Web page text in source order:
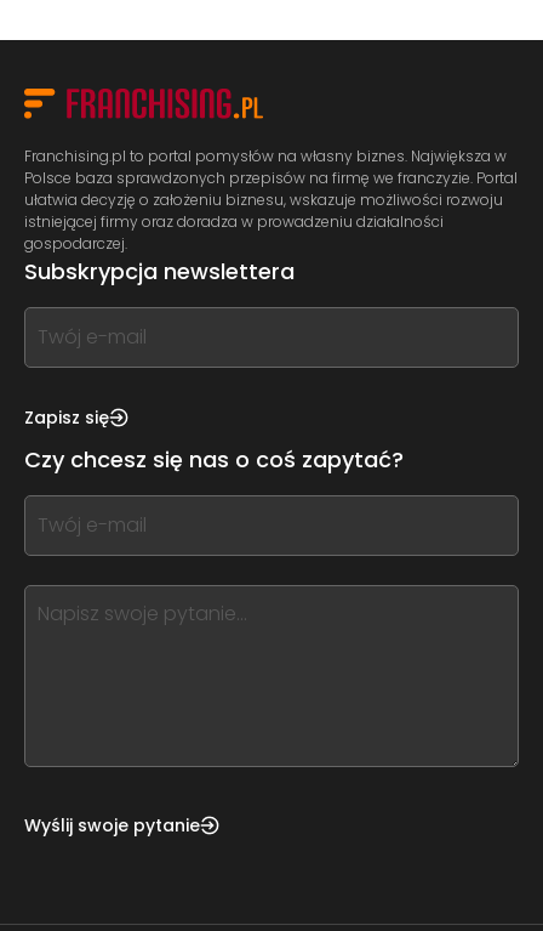
Franchising.pl to portal pomysłów na własny biznes. Największa w
Polsce baza sprawdzonych przepisów na firmę we franczyzie. Portal
ułatwia decyzję o założeniu biznesu, wskazuje możliwości rozwoju
istniejącej firmy oraz doradza w prowadzeniu działalności
gospodarczej.
Subskrypcja newslettera
If
you
this,
this
form
field
blank
Zapisz się
Czy chcesz się nas o coś zapytać?
If
you
this,
leave
Wyślij swoje pytanie